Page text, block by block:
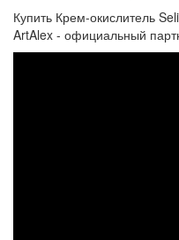
Купить Крем-окислитель
ArtAlex - официальный